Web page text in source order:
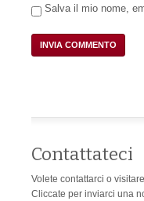
Salva il mio nome,
Contattateci
Volete contattarci o
Cliccate per inviarci una